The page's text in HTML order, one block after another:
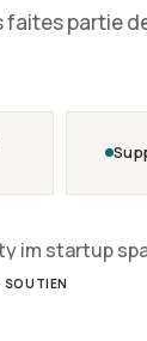
partie
SOUTIEN